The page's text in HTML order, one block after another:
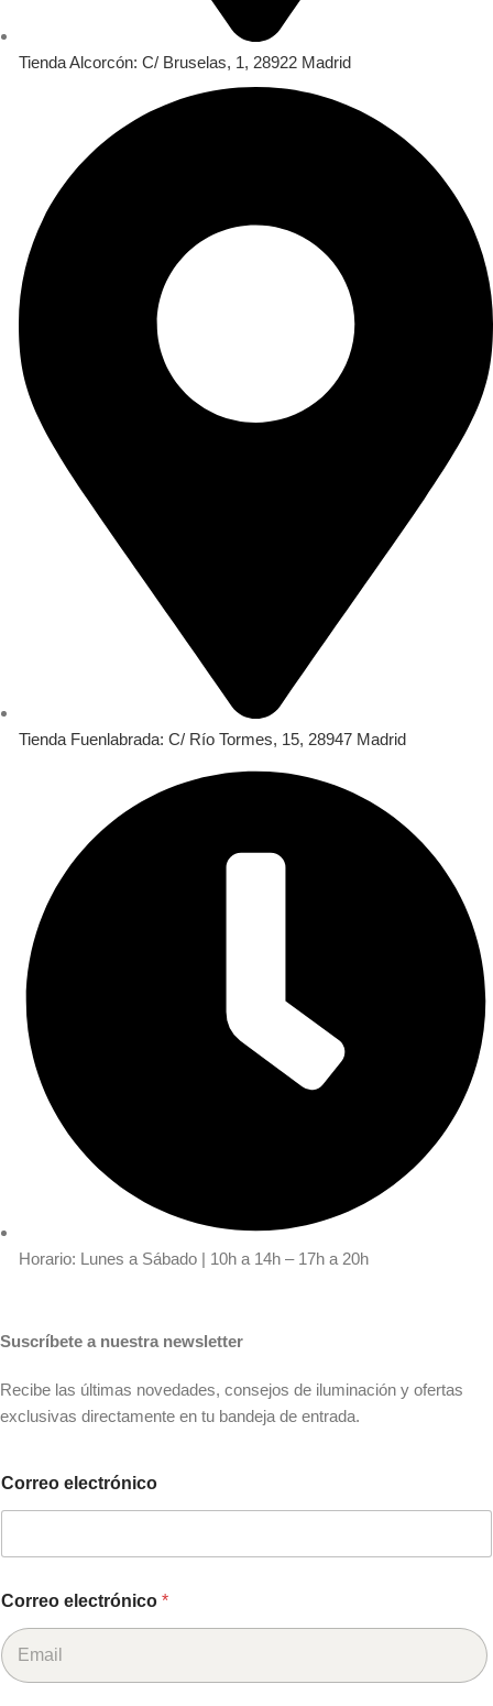
Tienda Alcorcón: C/ Bruselas, 1, 28922 Madrid
Tienda Fuenlabrada: C/ Río Tormes, 15, 28947 Madrid
Horario: Lunes a Sábado | 10h a 14h – 17h a 20h
Suscríbete a nuestra newsletter
Recibe las últimas novedades, consejos de iluminación y ofertas
exclusivas directamente en tu bandeja de entrada.
Correo electrónico
Correo electrónico *